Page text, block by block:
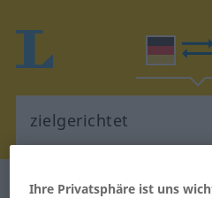
Deutsch-Spanisch
Ihre Privatsphäre ist uns